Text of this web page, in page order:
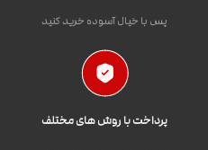
پس با خیال آسوده خرید کنید
پرداخت با روش های مختلف